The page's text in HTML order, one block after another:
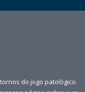
do jogo patológico.